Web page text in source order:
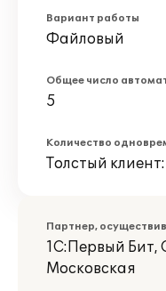
Вариант работы
Файловый
Общее число
5
Количество
Толстый
Партнер,
1С:Первый Бит,
Московская